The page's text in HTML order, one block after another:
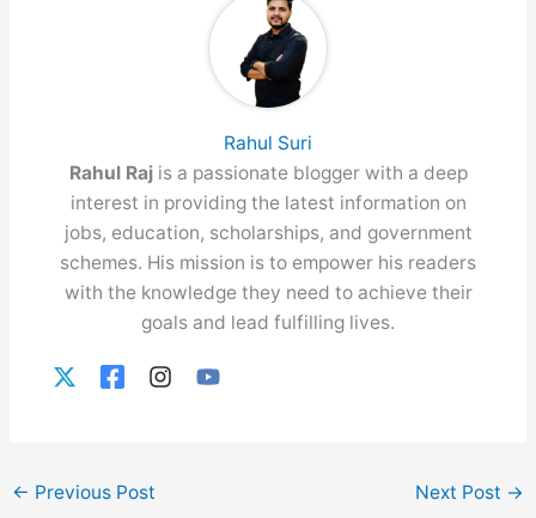
Rahul Suri
Rahul Raj is a passionate blogger with a deep
interest in providing the latest information on
jobs, education, scholarships, and government
schemes. His mission is to empower his readers
with the knowledge they need to achieve their
goals and lead fulfilling lives.
← Previous Post Next Post →